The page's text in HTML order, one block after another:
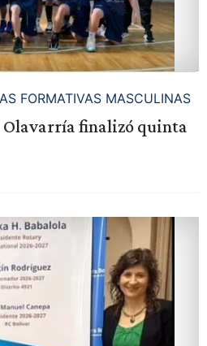
FORMATIVAS MASCULINAS
Olavarría finalizó quinta